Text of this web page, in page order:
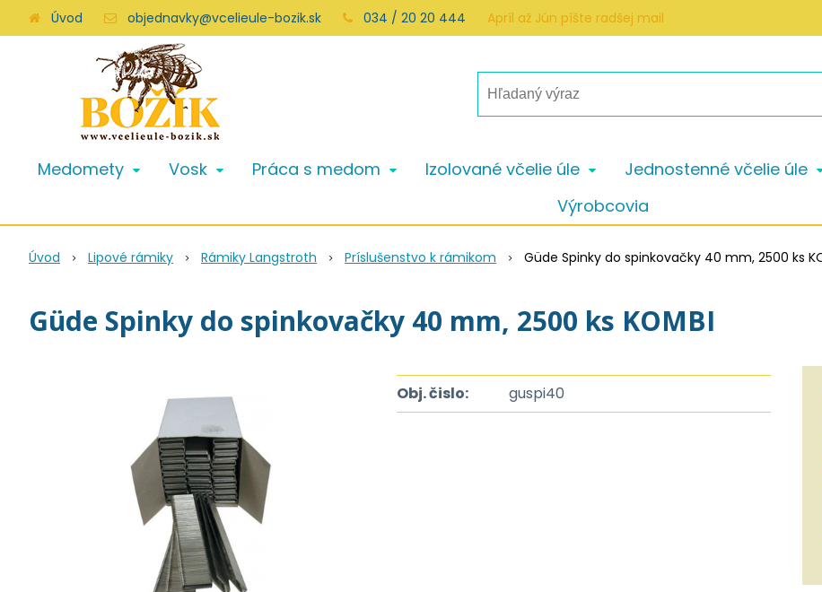
Úvod objednavky@vcelieule-bozik.sk 034 / 20 20 444 Apríl až Jún píšte radšej mail
Medomety Vosk Práca s medom Izolované včelie úle Jednostenné včelie úle
Výrobcovia
Úvod Lipové rámiky Rámiky Langstroth Príslušenstvo k rámikom Güde Spinky do spinkovačky 40 mm, 2500 ks
Güde Spinky do spinkovačky 40 mm, 2500 ks KOMBI
Obj. čislo: guspi40